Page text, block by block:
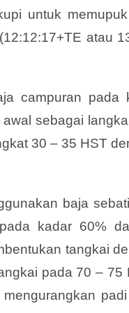
untuk
atau
campuran pada
sebagai
30 – 35 HST
baja
kadar 60%
tangkai
pada 70 –